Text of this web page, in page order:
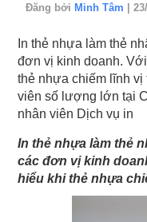
Đăng bởi Minh Tâm |
In thẻ nhựa làm thẻ
đơn vị kinh doanh.
thẻ nhựa chiếm lĩnh vị
viên số lượng lớn tại
nhân viên Dịch vụ in
In thẻ nhựa làm thẻ
các đơn vị kinh
hiểu khi thẻ nhựa